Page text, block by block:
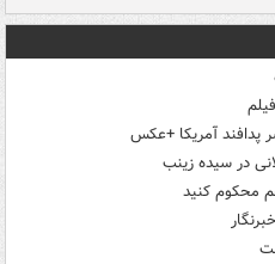
در سیده زینب
محکوم کنید